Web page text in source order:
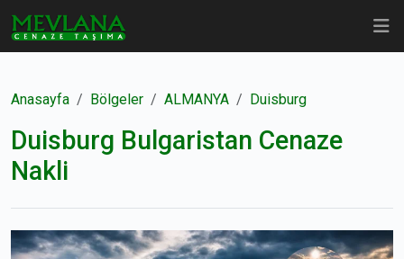
Anasayfa Bölgeler ALMANYA Duisburg
Duisburg Bulgaristan Cenaze
Nakli